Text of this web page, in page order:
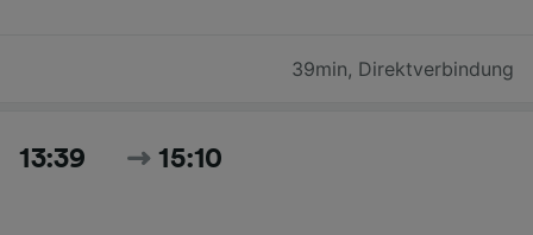
39min, Direktverbindung
13:39 15:10